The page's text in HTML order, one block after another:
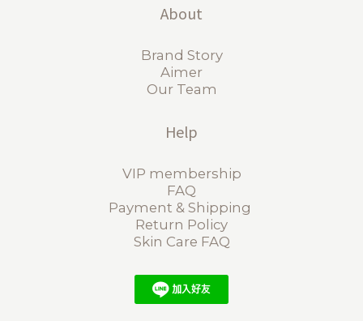
About
Brand Story
Aimer
Our Team
Help
VIP membership
FAQ
Payment & Shipping
Return Policy
Skin Care FAQ